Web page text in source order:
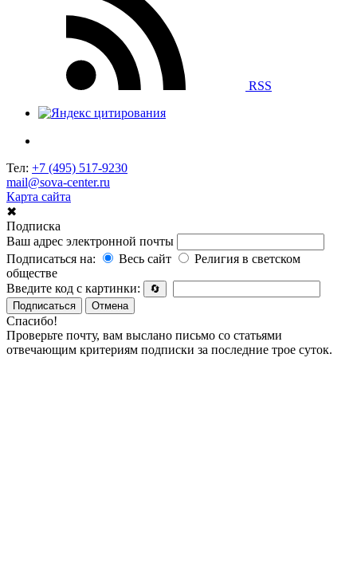
RSS
Тел: +7 (495) 517-9230
mail@sova-center.ru
Карта сайта
✖
Подписка
Ваш адрес электронной почты
Подписаться на:
Весь сайт
Религия в светском
обществе
Введите код с картинки:
🔄
Подписаться
Отмена
Спасибо!
Проверьте почту, вам выслано письмо со статьями
отвечающим критериям подписки за последние трое суток.